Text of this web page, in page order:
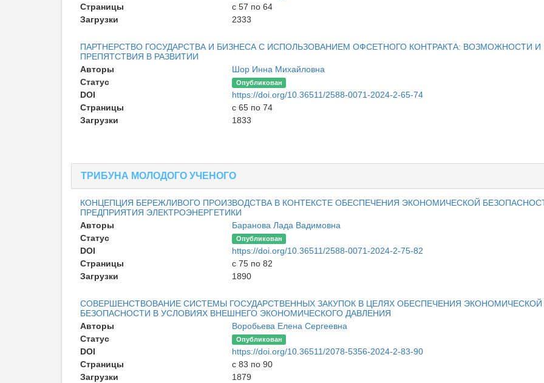
Страницы
с 57 по 64
Загрузки
2333
ПАРТНЕРСТВО ГОСУДАРСТВА И БИЗНЕСА С ИСПОЛЬЗОВАНИЕМ ОФСЕТНОГО КОНТРАКТА: ВОЗМОЖНОСТИ И
ПРЕПЯТСТВИЯ В РАЗВИТИИ
Авторы
Шор Инна Михайловна
Статус
Опубликован
DOI
https://doi.org/10.36511/2588-0071-2024-2-65-74
Страницы
с 65 по 74
Загрузки
1833
ТРИБУНА МОЛОДОГО УЧЕНОГО
КОНЦЕПЦИЯ БЕРЕЖЛИВОГО ПРОИЗВОДСТВА В КОНТЕКСТЕ ОБЕСПЕЧЕНИЯ ЭКОНОМИЧЕСКОЙ
ПРЕДПРИЯТИЯ ЭЛЕКТРОЭНЕРГЕТИКИ
Авторы
Баранова Лада Вадимовна
Статус
Опубликован
DOI
https://doi.org/10.36511/2588-0071-2024-2-75-82
Страницы
с 75 по 82
Загрузки
1890
СОВЕРШЕНСТВОВАНИЕ СИСТЕМЫ ГОСУДАРСТВЕННЫХ ЗАКУПОК В ЦЕЛЯХ ОБЕСПЕЧЕНИЯ ЭКОНОМИЧЕСКОЙ
БЕЗОПАСНОСТИ В УСЛОВИЯХ ВНЕШНЕГО ЭКОНОМИЧЕСКОГО ДАВЛЕНИЯ
Авторы
Воробьева Елена Сергеевна
Статус
Опубликован
DOI
https://doi.org/10.36511/2078-5356-2024-2-83-90
Страницы
с 83 по 90
Загрузки
1879